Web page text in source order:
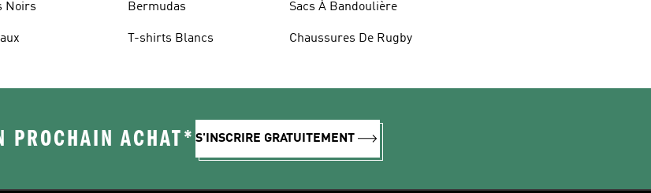
Noirs Bermudas
T-shirts Blancs
Sacs À Bandoulière
Chaussures De Rugby
PROCHAIN ACHAT* S'INSCRIRE GRATUITEMENT